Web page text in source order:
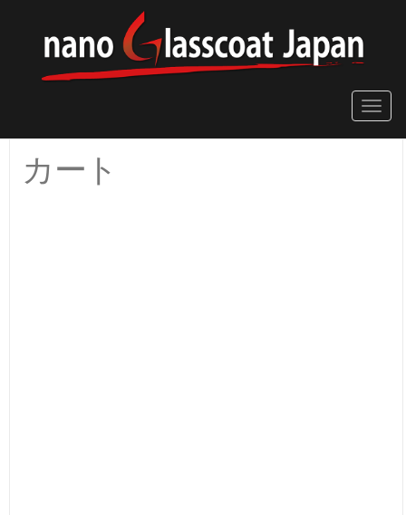
Toggle
カート